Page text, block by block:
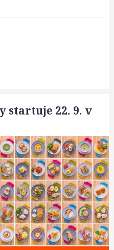
startuje 22. 9. v